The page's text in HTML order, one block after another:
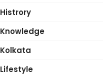
Histrory
Knowledge
Kolkata
Lifestyle